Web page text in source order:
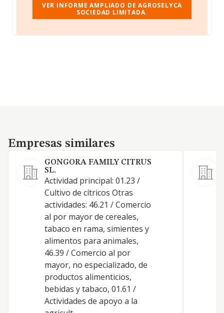
VER INFORME AMPLIADO DE AGROSELYCA
SOCIEDAD LIMITADA.
Empresas similares
Empresas similares
GONGORA FAMILY CITRUS
SL.
Actividad principal: 01.23 /
Cultivo de cítricos Otras
actividades: 46.21 / Comercio
al por mayor de cereales,
tabaco en rama, simientes y
alimentos para animales,
46.39 / Comercio al por
mayor, no especializado, de
productos alimenticios,
bebidas y tabaco, 01.61 /
Actividades de apoyo a la